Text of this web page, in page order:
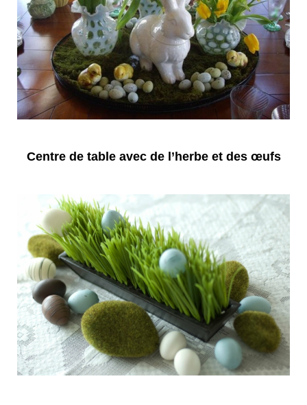
Centre de table avec de l’herbe et des œufs